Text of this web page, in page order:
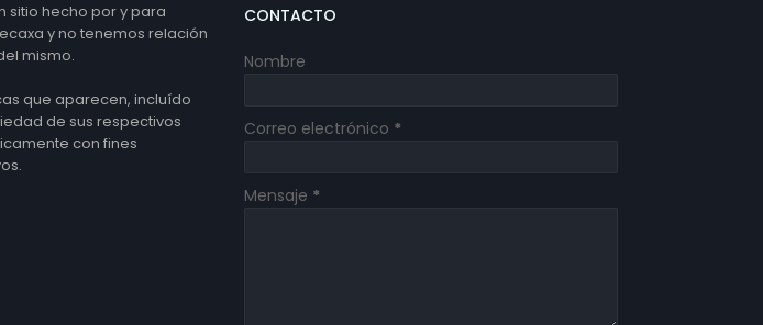
sitio hecho por y para
y no tenemos relación
mismo.
que aparecen, incluído
de sus respectivos
con fines
CONTACTO
Nombre
Correo electrónico *
Mensaje *